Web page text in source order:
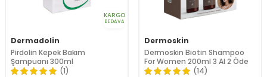
KARGO
BEDAVA
Dermadolin
Pirdolin Kepek Bakım
Şampuanı 300ml
(1)
Dermoskin
Dermoskin Biotin Shampoo
For Women 200ml 3 Al 2 Öde
(14)